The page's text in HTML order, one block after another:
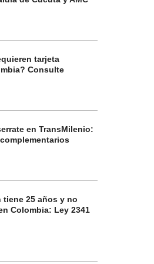
tarjeta
Consulte
en TransMilenio:
tiene 25 años y no
Colombia: Ley 2341